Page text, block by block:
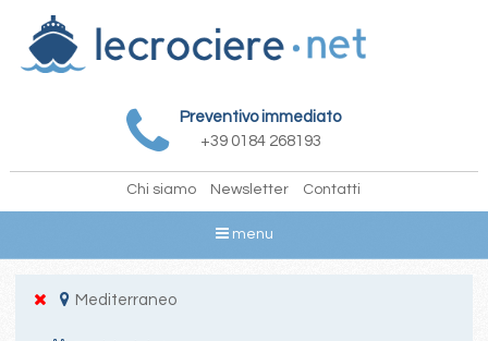
Preventivo immediato
+39 0184 268193
Chi siamo Newsletter Contatti
menu
Mediterraneo